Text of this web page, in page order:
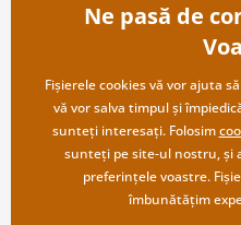
Condiții și termeni generali
Protecția datelor personale
Transport și modalități de plată
Returnare
Ne pasă de
Fișierele cookies vă vor ajuta
vă vor salva timpul și
sunteți interesați. Folosim
sunteți pe site-ul nostru, și
preferințele voastre.
îmbunătățim